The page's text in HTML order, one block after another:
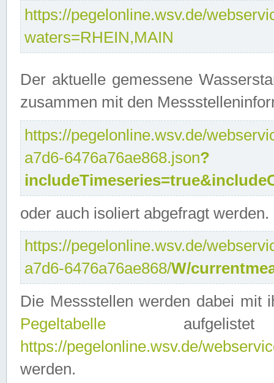
https://pegelonline.wsv.de/
waters=RHEIN,MAIN
Der aktuelle gemessene
zusammen mit den
https://pegelonline.wsv.de/
a7d6-6476a76ae868.json?
oder auch isoliert abgefragt werden.
https://pegelonline.wsv.de/
a7d6-6476a76ae868/W/
Die Messstellen werden dabei mit
Pegeltabelle
https://pegelonline.wsv.de/
werden.